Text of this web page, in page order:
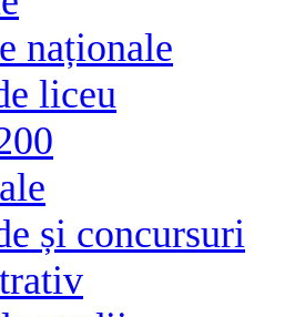
naționale
liceu
și concursuri